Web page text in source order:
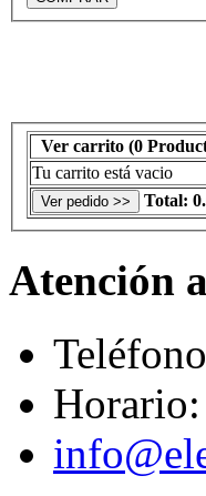
Ver carrito(0
Tu carrito está vacio
Total:
Atención